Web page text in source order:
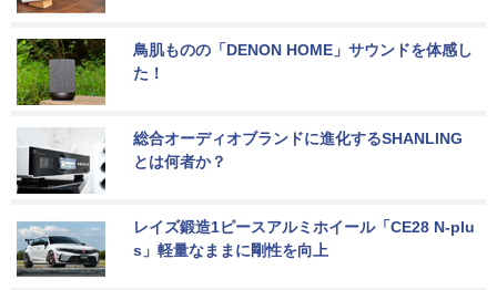
鳥肌ものの「DENON HOME」サウンドを体感し
た！
総合オーディオブランドに進化するSHANLING
とは何者か？
レイズ鍛造1ピースアルミホイール「CE28 N-plu
s」軽量なままに剛性を向上